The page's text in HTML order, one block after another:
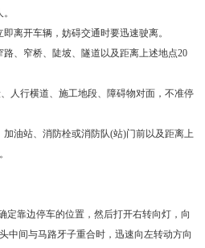
离开车辆，妨碍交通时要迅速驶离。
、窄桥、陡坡、隧道以及距离上述地点20
人行横道、施工地段、障碍物对面，不准停
油站、消防栓或消防队(站)门前以及距离上
定靠边停车的位置，然后打开右转向灯，向
中间与马路牙子重合时，迅速向左转动方向